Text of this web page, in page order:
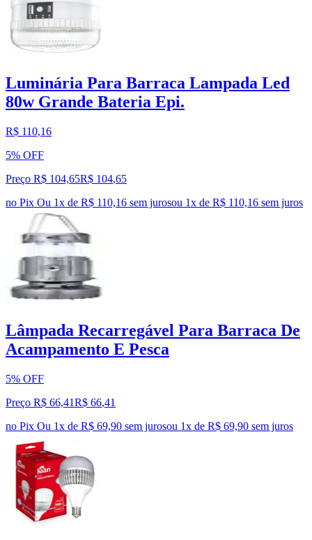
Luminária Para Barraca Lampada Led
80w Grande Bateria Epi.
R$ 110,16
5% OFF
Preço R$ 104,65R$ 104,65
no Pix Ou 1x de R$ 110,16 sem jurosou 1x de R$ 110,16 sem juros
Lâmpada Recarregável Para Barraca De
Acampamento E Pesca
5% OFF
Preço R$ 66,41R$ 66,41
no Pix Ou 1x de R$ 69,90 sem jurosou 1x de R$ 69,90 sem juros